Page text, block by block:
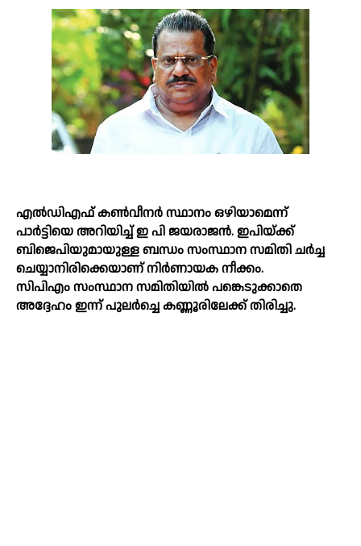
എല്‍ഡിഎഫ് കണ്‍വീനർ സ്ഥാനം ഒഴിയാമെന്ന്
പാർട്ടിയെ അറിയിച്ച്‌ ഇ പി ജയരാജൻ. ഇപിയ്‌ക്ക്
ബിജെപിയുമായുള്ള ബന്ധം സംസ്ഥാന സമിതി ചർച്ച
ചെയ്യാനിരിക്കെയാണ് നിർണായക നീക്കം.
സിപിഎം സംസ്ഥാന സമിതിയില്‍ പങ്കെടുക്കാതെ
അദ്ദേഹം ഇന്ന് പുലർച്ചെ കണ്ണൂരിലേക്ക് തിരിച്ചു.